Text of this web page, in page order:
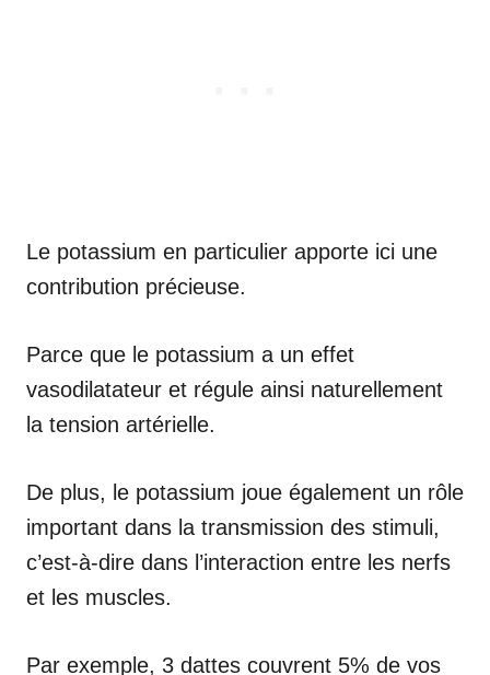
Le potassium en particulier apporte ici une
contribution précieuse.
Parce que le potassium a un effet
vasodilatateur et régule ainsi naturellement
la tension artérielle.
De plus, le potassium joue également un rôle
important dans la transmission des stimuli,
c’est-à-dire dans l’interaction entre les nerfs
et les muscles.
Par exemple, 3 dattes couvrent 5% de vos